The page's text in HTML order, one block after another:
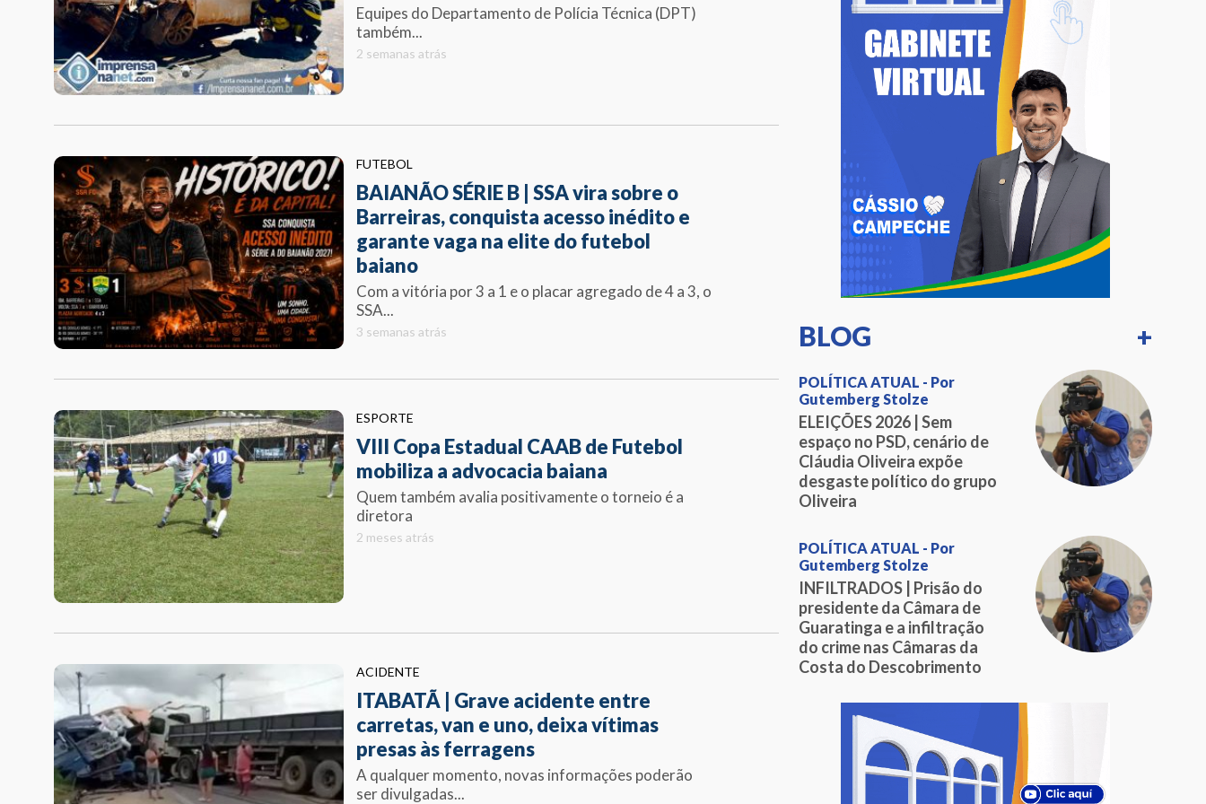
Equipes do Departamento de Polícia Técnica (DPT)
também...
2 semanas atrás
FUTEBOL
BAIANÃO SÉRIE B | SSA vira sobre o
Barreiras, conquista acesso inédito e
garante vaga na elite do futebol
baiano
Com a vitória por 3 a 1 e o placar agregado de 4 a 3, o
SSA...
3 semanas atrás
ESPORTE
VIII Copa Estadual CAAB de Futebol
mobiliza a advocacia baiana
Quem também avalia positivamente o torneio é a
diretora
2 meses atrás
ACIDENTE
ITABATÃ | Grave acidente entre
carretas, van e uno, deixa vítimas
presas às ferragens
A qualquer momento, novas informações poderão
ser divulgadas...
BLOG +
POLÍTICA ATUAL - Por
Gutemberg Stolze
ELEIÇÕES 2026 | Sem
espaço no PSD, cenário de
Cláudia Oliveira expõe
desgaste político do grupo
Oliveira
POLÍTICA ATUAL - Por
Gutemberg Stolze
INFILTRADOS | Prisão do
presidente da Câmara de
Guaratinga e a infiltração
do crime nas Câmaras da
Costa do Descobrimento